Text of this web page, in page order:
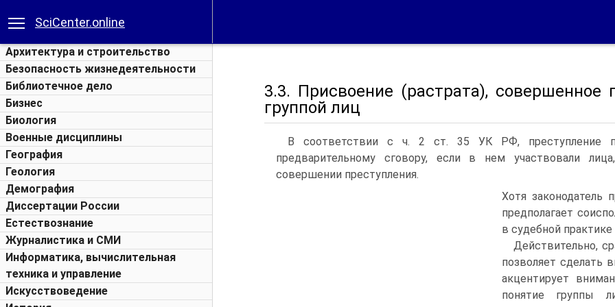
SciCenter.online
Архитектура и строительство
Безопасность жизнедеятельности
Библиотечное дело
Бизнес
Биология
Военные дисциплины
География
Геология
Демография
Диссертации России
Естествознание
Журналистика и СМИ
Информатика, вычислительная
техника и управление
Искусствоведение
3.3. Присвоение (растрата), совершенное
группой лиц
В соответствии с ч. 2 ст. 35 УК РФ, преступление
предварительному сговору, если в нем участвовали
совершении преступления.
Хотя законодатель
предполагает
в судебной практике
Действительно,
позволяет сделать
акцентирует
понятие группы